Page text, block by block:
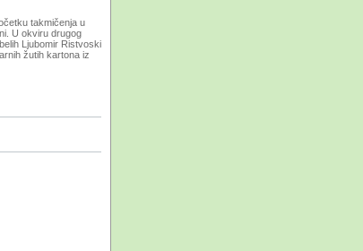
takmičenja u
U okviru drugog
Ljubomir Ristvoski
žutih kartona iz